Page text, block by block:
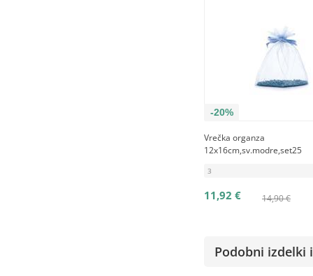
-20%
Vrečka organza
12x16cm,sv.modre,set25
3
14,90 €
11,92 €
Podobni izdelki